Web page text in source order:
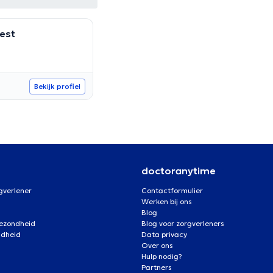
Bekijk profiel
doctoranytime
Contactformulier
Werken bij ons
Blog
Blog voor zorgverleners
Data privacy
Over ons
Hulp nodig?
Partners